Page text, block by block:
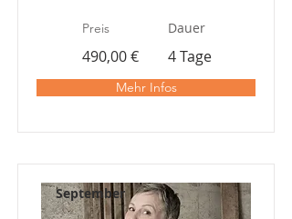
Preis Dauer
490,00 € 4 Tage
Mehr Infos
September